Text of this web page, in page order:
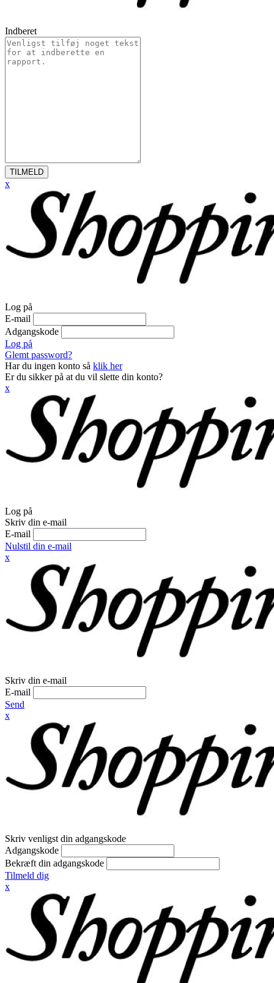
Indberet
TILMELD
x
Log på
E-mail
Adgangskode
Log på
Glemt password?
Har du ingen konto så klik her
Er du sikker på at du vil slette din konto?
x
Log på
Skriv din e-mail
E-mail
Nulstil din e-mail
x
Skriv din e-mail
E-mail
Send
x
Skriv venligst din adgangskode
Adgangskode
Bekræft din adgangskode
Tilmeld dig
x